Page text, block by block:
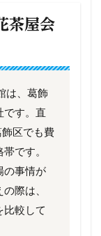
茶屋会
は、葛飾
です。直
区でも費
です。
の事情が
際は、
比較して